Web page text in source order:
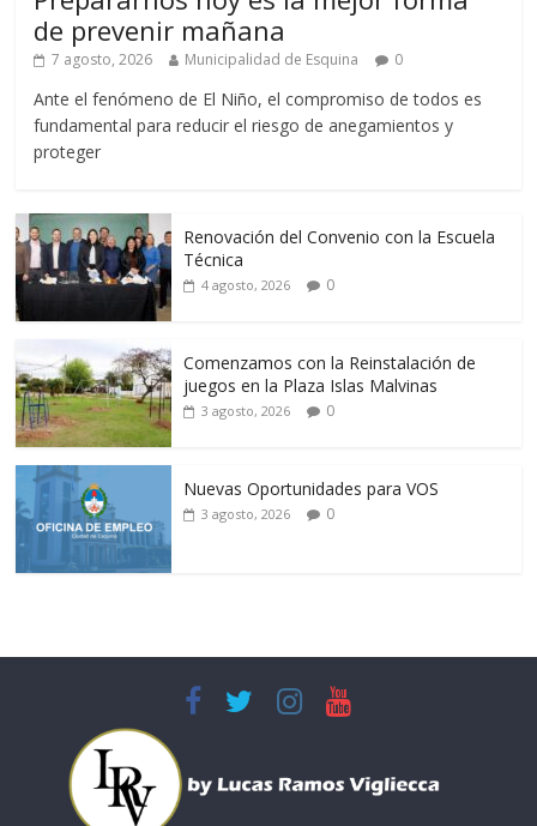
de prevenir mañana
7 agosto, 2026 Municipalidad de Esquina 0
Ante el fenómeno de El Niño, el compromiso de todos es
fundamental para reducir el riesgo de anegamientos y
proteger
Renovación del Convenio con la Escuela
Técnica
4 agosto, 2026 0
Comenzamos con la Reinstalación de
juegos en la Plaza Islas Malvinas
3 agosto, 2026 0
Nuevas Oportunidades para VOS
3 agosto, 2026 0